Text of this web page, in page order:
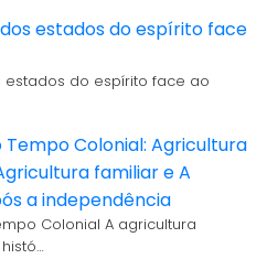
estados do espírito face
do espírito face ao
Colonial: Agricultura
familiar e A
a independência
Colonial A agricultura